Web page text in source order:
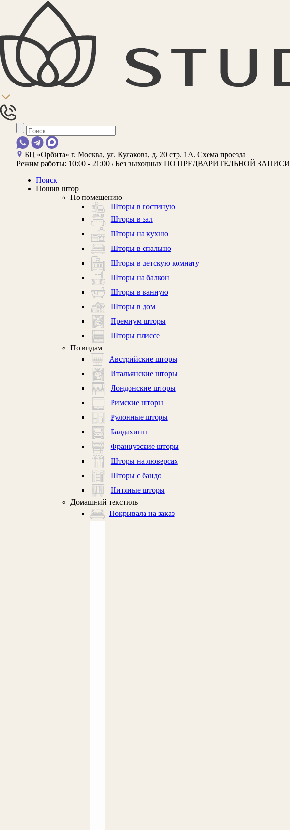
БЦ «Орбита» г. Москва, ул. Кулакова, д. 20 стр. 1А. Схема проезда
Режим работы: 10:00 - 21:00 / Без выходных ПО ПРЕДВАРИТЕЛЬНОЙ ЗАПИСИ
Поиск
Пошив штор
По помещению
Шторы в гостиную
Шторы в зал
Шторы на кухню
Шторы в спальню
Шторы в детскую комнату
Шторы на балкон
Шторы в ванную
Шторы в дом
Премиум шторы
Шторы плиссе
По видам
Австрийские шторы
Итальянские шторы
Лондонские шторы
Римские шторы
Рулонные шторы
Балдахины
Французские шторы
Шторы на люверсах
Шторы с бандо
Нитяные шторы
Домашний текстиль
Покрывала на заказ